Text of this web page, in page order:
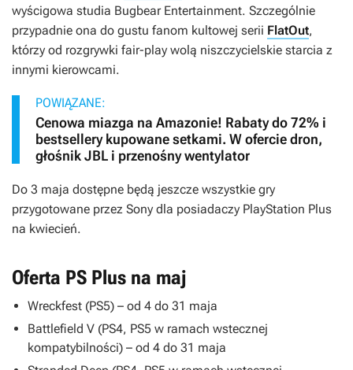
wyścigowa studia Bugbear Entertainment. Szczególnie
przypadnie ona do gustu fanom kultowej serii FlatOut,
którzy od rozgrywki fair-play wolą niszczycielskie starcia z
innymi kierowcami.
POWIĄZANE:
Cenowa miazga na Amazonie! Rabaty do 72% i
bestsellery kupowane setkami. W ofercie dron,
głośnik JBL i przenośny wentylator
Do 3 maja dostępne będą jeszcze wszystkie gry
przygotowane przez Sony dla posiadaczy PlayStation Plus
na kwiecień.
Oferta PS Plus na maj
Wreckfest (PS5) – od 4 do 31 maja
Battlefield V (PS4, PS5 w ramach wstecznej
kompatybilności) – od 4 do 31 maja